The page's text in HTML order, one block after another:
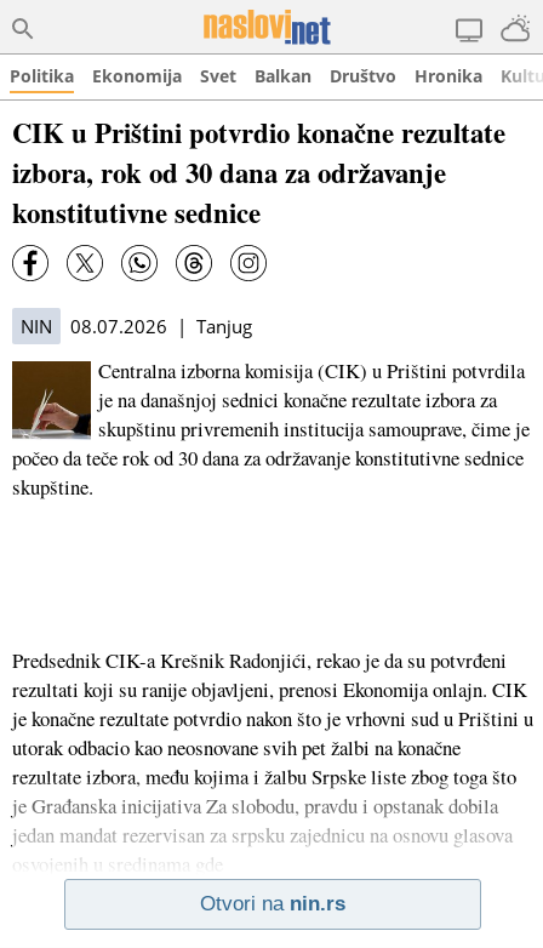
Politika Ekonomija Svet Balkan Društvo Hronika
CIK u Prištini potvrdio konačne rezultate
izbora, rok od 30 dana za održavanje
konstitutivne sednice
NIN 08.07.2026 | Tanjug
Centralna izborna komisija (CIK) u Prištini potvrdila
je na današnjoj sednici konačne rezultate izbora za
skupštinu privremenih institucija samouprave, čime je
počeo da teče rok od 30 dana za održavanje konstitutivne sednice
skupštine.
Predsednik CIK-a Krešnik Radonjići, rekao je da su potvrđeni
rezultati koji su ranije objavljeni, prenosi Ekonomija onlajn. CIK
je konačne rezultate potvrdio nakon što je vrhovni sud u Prištini u
utorak odbacio kao neosnovane svih pet žalbi na konačne
rezultate izbora, među kojima i žalbu Srpske liste zbog toga što
je Građanska inicijativa Za slobodu, pravdu i opstanak dobila
jedan mandat rezervisan za srpsku zajednicu na osnovu glasova
osvojenih u sredinama gde
Otvori na nin.rs